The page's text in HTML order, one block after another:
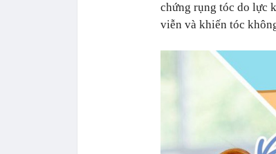
chứng rụng tóc do lực
viễn và khiến tóc